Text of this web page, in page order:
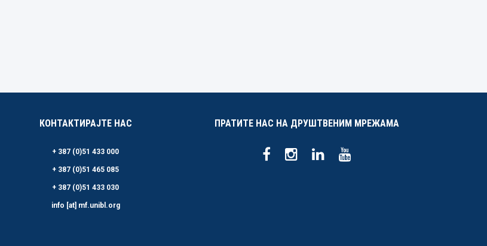
КОНТАКТИРАЈТЕ НАС
+ 387 (0)51 433 000
+ 387 (0)51 465 085
+ 387 (0)51 433 030
info [at] mf.unibl.org
ПРАТИТЕ НАС НА ДРУШТВЕНИМ МРЕЖАМА